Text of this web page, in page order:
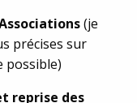
(je
précises sur
possible)
reprise des